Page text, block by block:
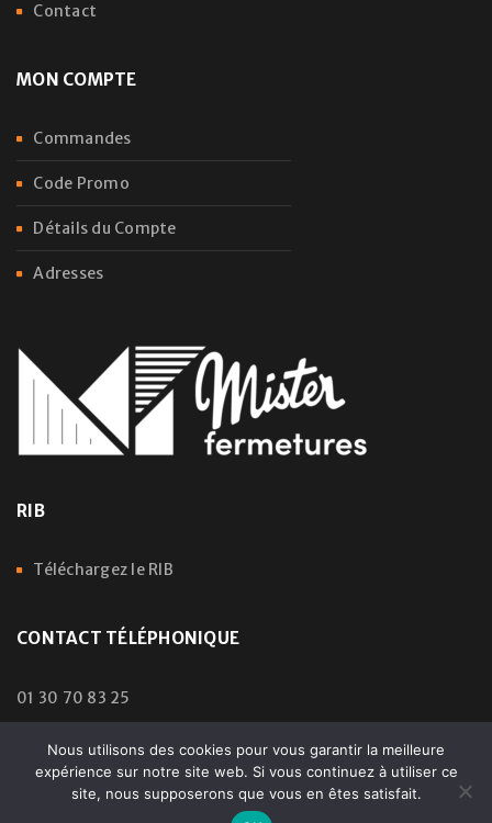
Contact
MON COMPTE
Commandes
Code Promo
Détails du Compte
Adresses
RIB
Téléchargez le RIB
CONTACT TÉLÉPHONIQUE
01 30 70 83 25
© 2024 Mister Fermetures | All Rights Reserved – Droits
pedroferraz.com
Nous utilisons des cookies pour vous garantir la meilleure
expérience sur notre site web. Si vous continuez à utiliser ce
site, nous supposerons que vous en êtes satisfait.